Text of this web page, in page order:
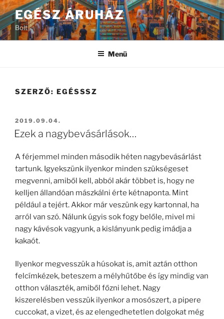
Tartalomhoz
EGÉSZ ÁRUHÁZ
Bolt
Menü
SZERZŐ: EGÉSSSZ
BEKÜLDVE:
2019.09.04.
Ezek a nagybevásárlások…
A férjemmel minden második héten nagybevásárlást
tartunk. Igyekszünk ilyenkor minden szükségeset
megvenni, amiből kell, abból akár többet is, hogy ne
kelljen állandóan mászkálni érte kétnaponta. Mint
például a tejért. Akkor már veszünk egy kartonnal, ha
arról van szó. Nálunk úgyis sok fogy belőle, mivel mi
nagy kávésok vagyunk, a kislányunk pedig imádja a
kakaót.
Ilyenkor megvesszük a húsokat is, amit aztán otthon
felcímkézek, beteszem a mélyhűtőbe és így mindig van
otthon választék, amiből főzni lehet. Nagy
kiszerelésben vesszük ilyenkor a mosószert, a pipere
cuccokat, a vizet, és az elengedhetetlen dolgokat még